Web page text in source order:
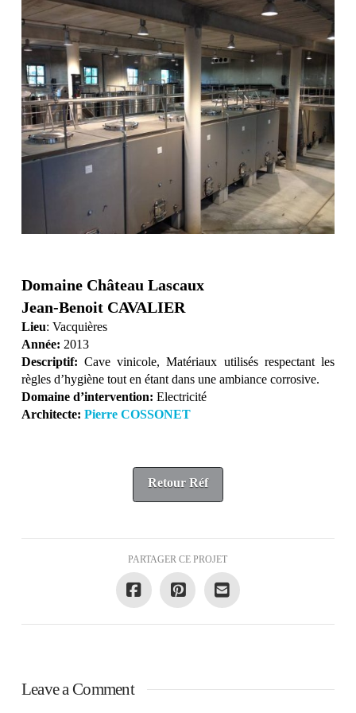
Domaine Château Lascaux
Jean-Benoit CAVALIER
Lieu: Vacquières
Année: 2013
Descriptif: Cave vinicole, Matériaux utilisés respectant les
règles d’hygiène tout en étant dans une ambiance corrosive.
Domaine d’intervention: Electricité
Architecte: Pierre COSSONET
Retour Réf
PARTAGER CE PROJET
Leave a Comment